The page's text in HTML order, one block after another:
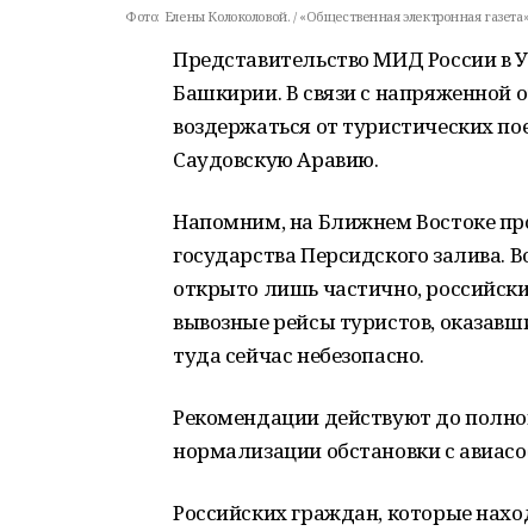
Фото: Елены Колоколовой. / «Общественная электронная
Представительство МИД России
Башкирии. В связи с напряженной
воздержаться от туристических
Саудовскую Аравию.
Напомним, на Ближнем Востоке
государства Персидского
открыто лишь частично,
вывозные рейсы туристов,
туда сейчас небезопасно.
Рекомендации действуют до
нормализации обстановки с
Российских граждан, которые